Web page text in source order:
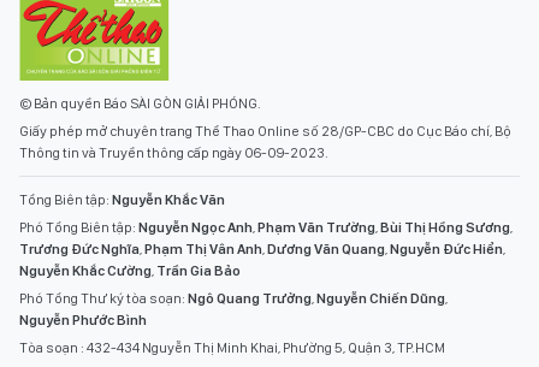
© Bản quyền Báo SÀI GÒN GIẢI PHÓNG.
Giấy phép mở chuyên trang Thể Thao Online số 28/GP-CBC do Cục Báo chí, Bộ
Thông tin và Truyền thông cấp ngày 06-09-2023.
Tổng Biên tập: Nguyễn Khắc Văn
Phó Tổng Biên tập: Nguyễn Ngọc Anh,Phạm Văn Trường,Bùi Thị Hồng Sương,
Trương Đức Nghĩa,Phạm Thị Vân Anh,Dương Văn Quang,Nguyễn Đức Hiển,
Nguyễn Khắc Cường, Trần Gia Bảo
Phó Tổng Thư ký tòa soạn: Ngô Quang Trưởng,Nguyễn Chiến Dũng,
Nguyễn Phước Bình
Tòa soạn : 432-434 Nguyễn Thị Minh Khai, Phường 5, Quận 3, TP.HCM